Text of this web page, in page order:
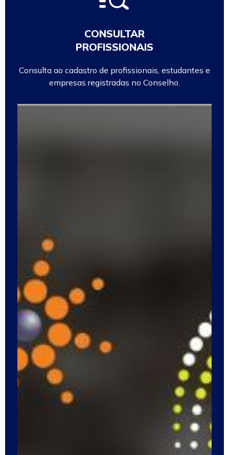
CONSULTAR
PROFISSIONAIS
Consulta ao cadastro de profissionais, estudantes e
empresas registradas no Conselho.